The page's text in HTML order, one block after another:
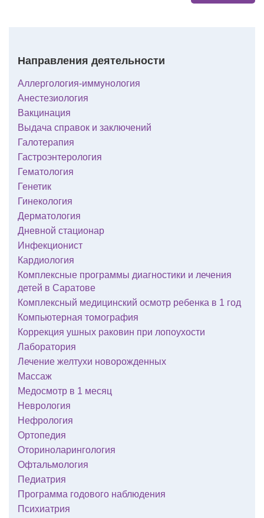
Направления деятельности
Аллергология-иммунология
Анестезиология
Вакцинация
Выдача справок и заключений
Галотерапия
Гастроэнтерология
Гематология
Генетик
Гинекология
Дерматология
Дневной стационар
Инфекционист
Кардиология
Комплексные программы диагностики и лечения
детей в Саратове
Комплексный медицинский осмотр ребенка в 1 год
Компьютерная томография
Коррекция ушных раковин при лопоухости
Лаборатория
Лечение желтухи новорожденных
Массаж
Медосмотр в 1 месяц
Неврология
Нефрология
Ортопедия
Оториноларингология
Офтальмология
Педиатрия
Программа годового наблюдения
Психиатрия